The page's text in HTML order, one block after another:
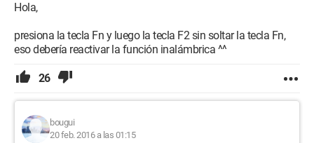
Hola,
presiona la tecla Fn y luego la tecla F2 sin soltar la tecla Fn,
eso debería reactivar la función inalámbrica ^^
26
bougui
20 feb. 2016 a las 01:15